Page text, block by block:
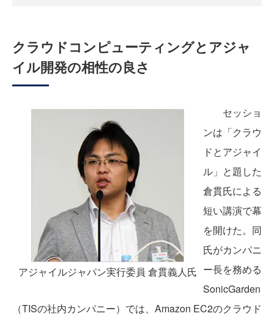
クラウドコンピューティングとアジャ
イル開発の相性の良さ
アジャイルジャパン実行委員 倉貫義人氏
セッショ
ンは「クラウ
ドとアジャイ
ル」と題した
倉貫氏による
短い講演で幕
を開けた。同
氏がカンパニ
ー長を務める
SonicGarden
（TISの社内カンパニー）では、Amazon EC2のクラウド